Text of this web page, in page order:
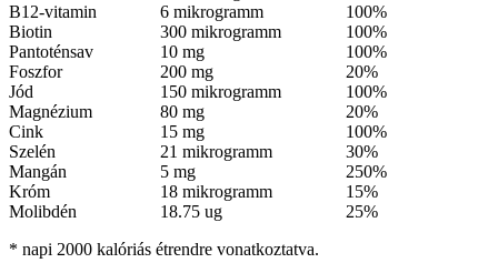
B12-vitamin
6 mikrogramm
100%
Biotin
300 mikrogramm
100%
Pantoténsav
10 mg
100%
Foszfor
200 mg
20%
Jód
150 mikrogramm
100%
Magnézium
80 mg
20%
Cink
15 mg
100%
Szelén
21 mikrogramm
30%
Mangán
5 mg
250%
Króm
18 mikrogramm
15%
Molibdén
18.75 ug
25%
* napi 2000 kalóriás étrendre vonatkoztatva.